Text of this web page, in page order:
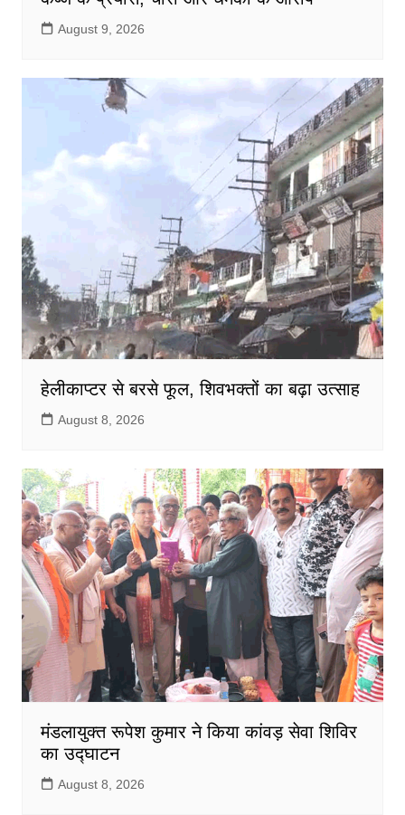
August 9, 2026
हेलीकाप्टर से बरसे फूल, शिवभक्तों का बढ़ा उत्साह
August 8, 2026
मंडलायुक्त रूपेश कुमार ने किया कांवड़ सेवा शिविर
का उद्घाटन
August 8, 2026